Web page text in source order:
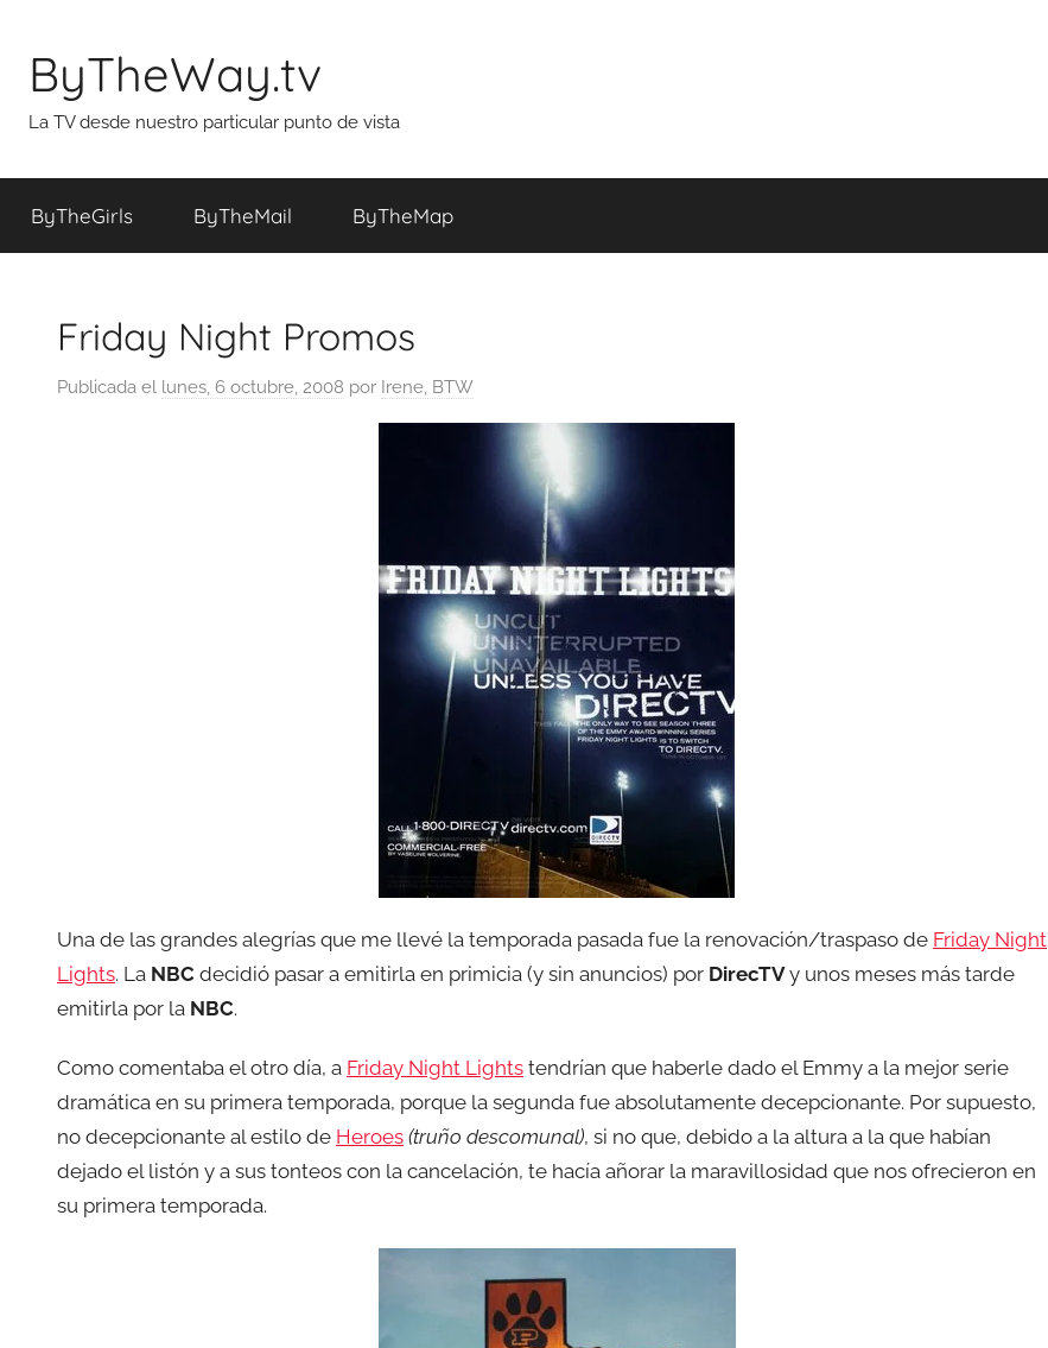
contenido
ByTheWay.tv
La TV desde nuestro particular punto de vista
ByTheGirls ByTheMail ByTheMap
Friday Night Promos
Publicada el lunes, 6 octubre, 2008 por Irene, BTW
Una de las grandes alegrías que me llevé la temporada pasada fue la renovación/traspaso de Friday Night
Lights. La NBC decidió pasar a emitirla en primicia (y sin anuncios) por DirecTVy unos meses más tarde
emitirla por la NBC.
Como comentaba el otro día, a Friday Night Lights tendrían que haberle dado el Emmy a la mejor serie
dramática en su primera temporada, porque la segunda fue absolutamente decepcionante. Por supuesto,
no decepcionante al estilo de Heroes (truño descomunal), si no que, debido a la altura a la que habían
dejado el listón y a sus tonteos con la cancelación, te hacía añorar la maravillosidad que nos ofrecieron en
su primera temporada.